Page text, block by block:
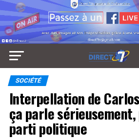
SOCIÉTÉ
Interpellation de
ça parle
parti politique